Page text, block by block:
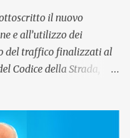
il nuovo
e all’utilizzo dei
del traffico finalizzati al
Codice della Strada,
quali sarà possibile